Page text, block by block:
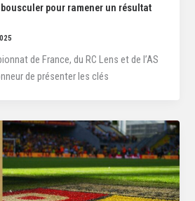
pour ramener un résultat
de France, du RC Lens et de l’AS
de présenter les clés